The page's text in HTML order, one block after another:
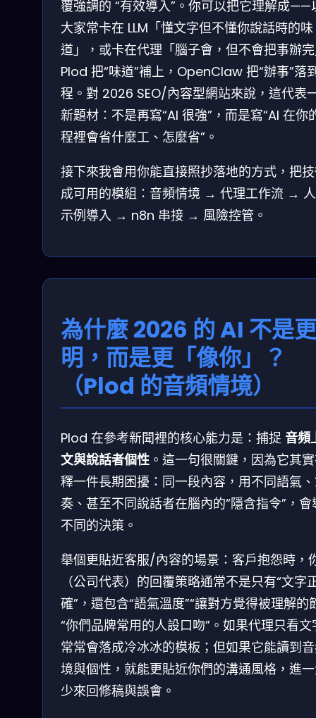
覆強調的 “有效導入”。你可以把它理解成——
大家常卡在 LLM「懂文字但不懂你說話時的味
道」，或卡在代理「腦子會，但不會把事辦
Plod 把“味道”補上，OpenClaw 把“辦事”落
程。對 2026 SEO/內容型網站來說，這代表
新題材：不是再寫“AI 很強”，而是寫“AI 在你
程裡會省什麼工、怎麼省”。
接下來我會用你能直接照抄落地的方式，把
成可用的模組：音頻情境 → 代理工作流 →
示例導入 → n8n 串接 → 風險控管。
為什麼 2026 的 AI 不是
明，而是更「像你」？
（Plod 的音頻情境）
Plod 在參考新聞裡的核心能力是：捕捉 音頻
文與說話者個性 。這一句很關鍵，因為它其
釋一件長期困擾：同一段內容，用不同語氣
奏、甚至不同說話者在腦內的“隱含指令”，會
不同的決策。
舉個更貼近客服/內容的場景：客戶抱怨時，
（公司代表）的回覆策略通常不是只有“文字
確”，還包含“語氣溫度”“讓對方覺得被理解的
“你們品牌常用的人設口吻”。如果代理只看文
常常會落成冷冰冰的模板；但如果它能讀到
境與個性，就能更貼近你們的溝通風格，進
少來回修稿與誤會。